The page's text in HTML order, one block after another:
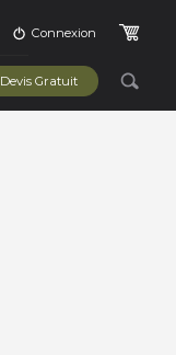
Devis Gratuit
Connexion